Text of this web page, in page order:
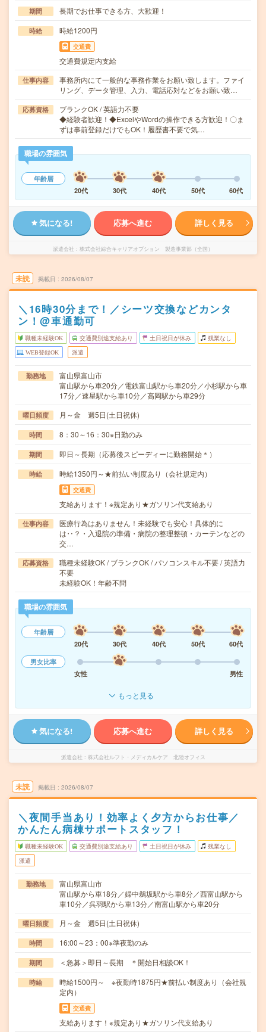
期間 長期でお仕事できる方、大歓迎！
時給 時給1200円
交通費
交通費規定内支給
仕事内容
事務所内にて一般的な事務作業をお願い致します。ファイ
リング、データ管理、入力、電話応対などをお願い致…
応募資格
ブランクOK / 英語力不要
◆経験者歓迎！◆ExcelやWordの操作できる方歓迎！〇ま
ずは事前登録だけでもOK！履歴書不要で気…
職場の雰囲気
年齢層
20代
30代 40代 50代 60代
気になる! 応募へ進む 詳しく見る
派遣会社 株式会社綜合キャリアオプション 製造事業部（全国）
未読 掲載日 2026/08/07
＼16時30分まで！／シーツ交換などカンタ
ン！@車通勤可
職種未経験OK 交通費別途支給あり 土日祝日が休み 残業なし
WEB登録OK 派遣
勤務地
富山県富山市
富山駅から車20分／電鉄富山駅から車20分／小杉駅から車
17分／速星駅から車10分／高岡駅から車29分
曜日頻度 月～金 週5日(土日祝休)
時間 8：30～16：30※日勤のみ
期間 即日～長期（応募後スピーディーに勤務開始＊）
時給 時給1350円～★前払い制度あり（会社規定内）
交通費
支給あります！※規定あり★ガソリン代支給あり
仕事内容
医療行為はありません！未経験でも安心！具体的に
は‥？・入退院の準備・病院の整理整頓・カーテンなどの
交…
応募資格
職種未経験OK / ブランクOK / パソコンスキル不要 / 英語力
不要
未経験OK！年齢不問
職場の雰囲気
年齢層
20代
30代 40代 50代
60代
男女比率
女性
男性
もっと見る
気になる! 応募へ進む 詳しく見る
派遣会社 株式会社ルフト・メディカルケア 北陸オフィス
未読 掲載日 2026/08/07
＼夜間手当あり！効率よく夕方からお仕事／
かんたん病棟サポートスタッフ！
職種未経験OK 交通費別途支給あり 土日祝日が休み 残業なし
派遣
勤務地
富山県富山市
富山駅から車18分／婦中鵜坂駅から車8分／西富山駅から
車10分／呉羽駅から車13分／南富山駅から車20分
曜日頻度 月～金 週5日(土日祝休)
時間 16:00～23：00※準夜勤のみ
期間 ＜急募＞即日～長期 ＊開始日相談OK！
時給
時給1500円～ ※夜勤時1875円★前払い制度あり（会社規
定内）
交通費
支給あります！※規定あり★ガソリン代支給あり